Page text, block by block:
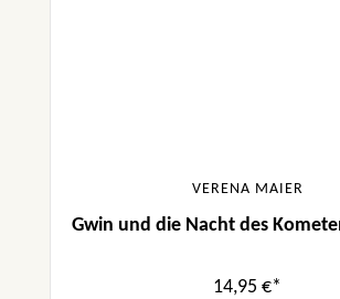
VERENA MAIER
Gwin und die Nacht des
14,95 €*